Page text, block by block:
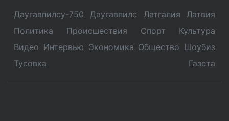
Даугавпилсу-750 Даугавпилс Латгалия
Латвия
Политика
Происшествия Спорт
Культура
Видео Интервью Экономика Общество Шоубиз
Тусовка
Газета